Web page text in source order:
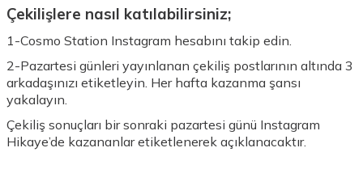
Çekilişlere nasıl katılabilirsiniz;
1-Cosmo Station Instagram hesabını takip edin.
2-Pazartesi günleri yayınlanan çekiliş postlarının altında 3
arkadaşınızı etiketleyin. Her hafta kazanma şansı
yakalayın.
Çekiliş sonuçları bir sonraki pazartesi günü Instagram
Hikaye’de kazananlar etiketlenerek açıklanacaktır.